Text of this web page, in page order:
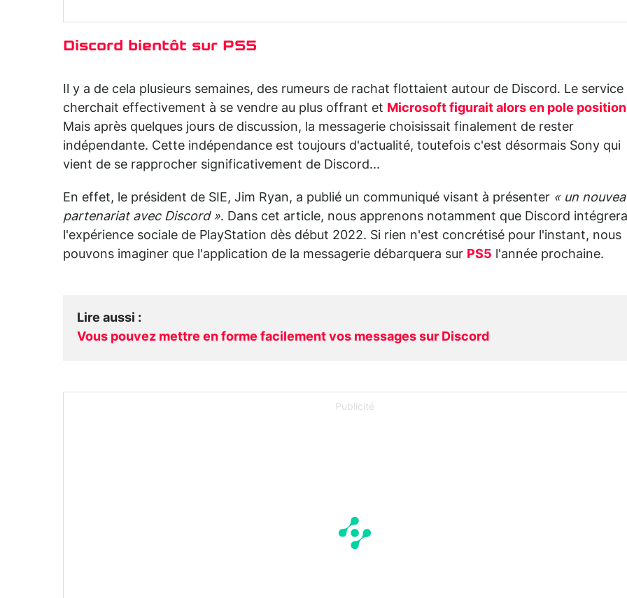
Discord bientôt sur PS5
Il y a de cela plusieurs semaines, des rumeurs de rachat flottaient autour de Discord. Le service
cherchait effectivement à se vendre au plus offrant et Microsoft figurait alors en pole position
Mais après quelques jours de discussion, la messagerie choisissait finalement de rester
indépendante. Cette indépendance est toujours d'actualité, toutefois c'est désormais Sony qui
vient de se rapprocher significativement de Discord...
En effet, le président de SIE, Jim Ryan, a publié un communiqué visant à présenter « un
partenariat avec Discord ». Dans cet article, nous apprenons notamment que Discord intégrera
l'expérience sociale de PlayStation dès début 2022. Si rien n'est concrétisé pour l'instant, nous
pouvons imaginer que l'application de la messagerie débarquera sur PS5 l'année prochaine.
Lire aussi :
Vous pouvez mettre en forme facilement vos messages sur Discord
Publicité